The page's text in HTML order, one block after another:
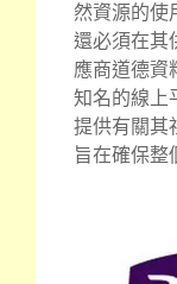
然資源的使
還必須在其
應商道德資
知名的線上
提供有關其
旨在確保整